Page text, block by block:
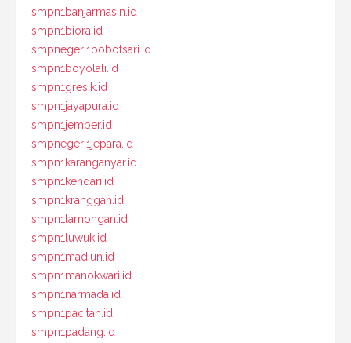
smpn1banjarmasin.id
smpn1biora.id
smpnegeri1bobotsari.id
smpn1boyolali.id
smpn1gresik.id
smpn1jayapura.id
smpn1jember.id
smpnegeri1jepara.id
smpn1karanganyar.id
smpn1kendari.id
smpn1kranggan.id
smpn1lamongan.id
smpn1luwuk.id
smpn1madiun.id
smpn1manokwari.id
smpn1narmada.id
smpn1pacitan.id
smpn1padang.id